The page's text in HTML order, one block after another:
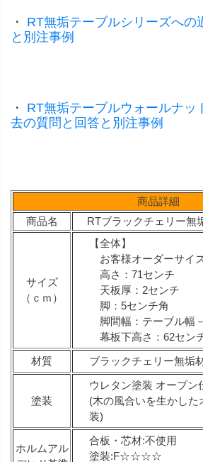
・
RT無垢テーブルシリーズへの
と別注事例
・
RT無垢テーブルウォールナッ
去の質問と回答と別注事例
商品詳細
商品名
RTブラックチェリー無
サイズ
（ｃｍ）
【全体】
お客様オーダーサイ
高さ：71センチ
天板厚：2センチ
脚：5センチ角
脚間幅：テーブル幅
幕板下高さ：62セン
材質
ブラックチェリー無垢
塗装
ウレタン塗装 オープン
(木の風合いを生かした
装)
ホルムアル
合板・芯材:不使用
塗装:F☆☆☆☆